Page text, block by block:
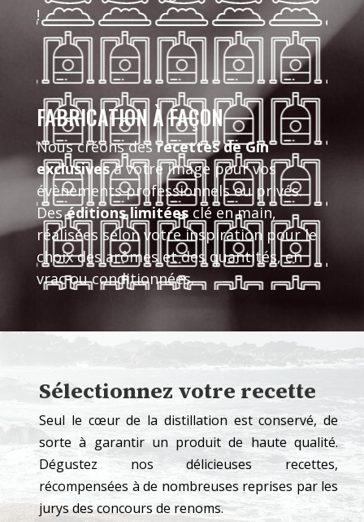
!
FABRICATION À FAÇON
Nous créons desrecettes de Gin
exclusivesà votre image pour vos
évènements professionnels ou privés.
Deséditions limitéesclé en main,
réalisées selon votre inspiration pour le
choix des arômes et des quantités, en
vrac ou conditionnées.
Sélectionnez votre recette
Seul le cœur de la distillation est conservé, de
sorte à garantir un produit de haute qualité.
Dégustez nos délicieuses recettes,
récompensées à de nombreuses reprises par les
jurys des concours de renoms.